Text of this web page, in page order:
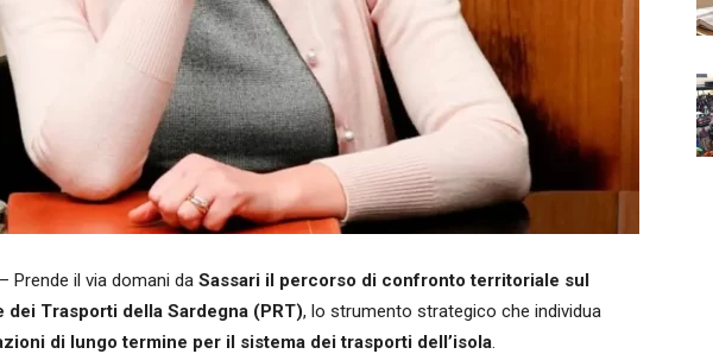
Prende il via domani da Sassari il percorso di confronto territoriale sul
dei Trasporti della Sardegna (PRT), lo strumento strategico che individua
di lungo termine per il sistema dei trasporti dell’isola.